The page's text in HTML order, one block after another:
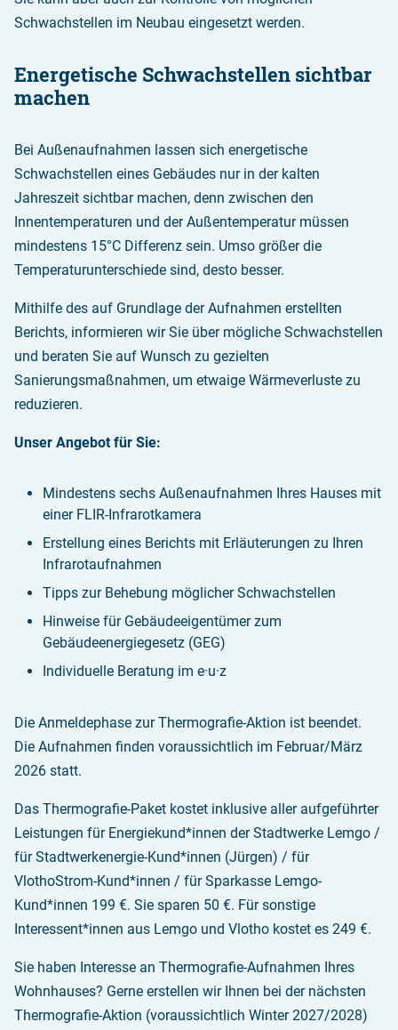
Schwachstellen im Neubau eingesetzt werden.
Energetische Schwachstellen sichtbar
machen
Bei Außenaufnahmen lassen sich energetische
Schwachstellen eines Gebäudes nur in der kalten
Jahreszeit sichtbar machen, denn zwischen den
Innentemperaturen und der Außentemperatur müssen
mindestens 15°C Differenz sein. Umso größer die
Temperaturunterschiede sind, desto besser.
Mithilfe des auf Grundlage der Aufnahmen erstellten
Berichts, informieren wir Sie über mögliche Schwachstellen
und beraten Sie auf Wunsch zu gezielten
Sanierungsmaßnahmen, um etwaige Wärmeverluste zu
reduzieren.
Unser Angebot für Sie:
Mindestens sechs Außenaufnahmen Ihres Hauses mit
einer FLIR-Infrarotkamera
Erstellung eines Berichts mit Erläuterungen zu Ihren
Infrarotaufnahmen
Tipps zur Behebung möglicher Schwachstellen
Hinweise für Gebäudeeigentümer zum
Gebäudeenergiegesetz (GEG)
Individuelle Beratung im e·u·z
Die Anmeldephase zur Thermografie-Aktion ist beendet.
Die Aufnahmen finden voraussichtlich im Februar/März
2026 statt.
Das Thermografie-Paket kostet inklusive aller aufgeführter
Leistungen für Energiekund*innen der Stadtwerke Lemgo /
für Stadtwerkenergie-Kund*innen (Jürgen) / für
VlothoStrom-Kund*innen / für Sparkasse Lemgo-
Kund*innen 199 €. Sie sparen 50 €. Für sonstige
Interessent*innen aus Lemgo und Vlotho kostet es 249 €.
Sie haben Interesse an Thermografie-Aufnahmen Ihres
Wohnhauses? Gerne erstellen wir Ihnen bei der nächsten
Thermografie-Aktion (voraussichtlich Winter 2027/2028)